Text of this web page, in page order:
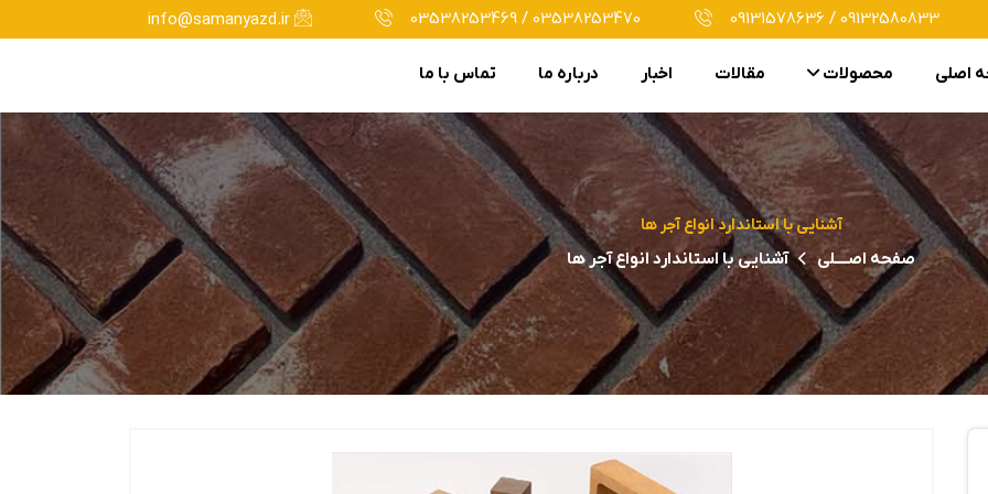
info@samanyazd.ir 03538253469 / 03538253470 09131578636 / 09132580833
اصلی محصولات مقالات اخبار درباره ما تماس با ما
آشنایی با استاندارد انواع آجر ها
صفحه اصــــلی آشنایی با استاندارد انواع آجر ها